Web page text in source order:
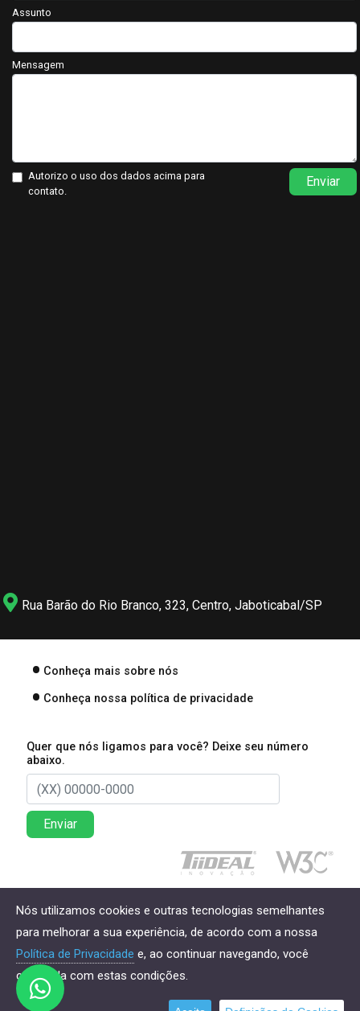
Assunto
Mensagem
Autorizo o uso dos dados acima para
contato.
Enviar
Rua Barão do Rio Branco, 323, Centro, Jaboticabal/SP
Conheça mais sobre nós
Conheça nossa política de privacidade
Quer que nós ligamos para você? Deixe seu número
abaixo.
Enviar
Direitos reservados à Lima Associados Contabilidade
Empresarial - 2026
Nós utilizamos cookies e outras tecnologias semelhantes
para melhorar a sua experiência, de acordo com a nossa
Política de Privacidade e, ao continuar navegando, você
concorda com estas condições.